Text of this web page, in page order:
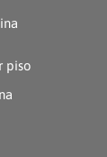
piso